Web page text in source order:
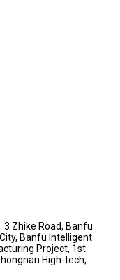
3 Zhike Road, Banfu
Banfu Intelligent
Project, 1st
High-tech,